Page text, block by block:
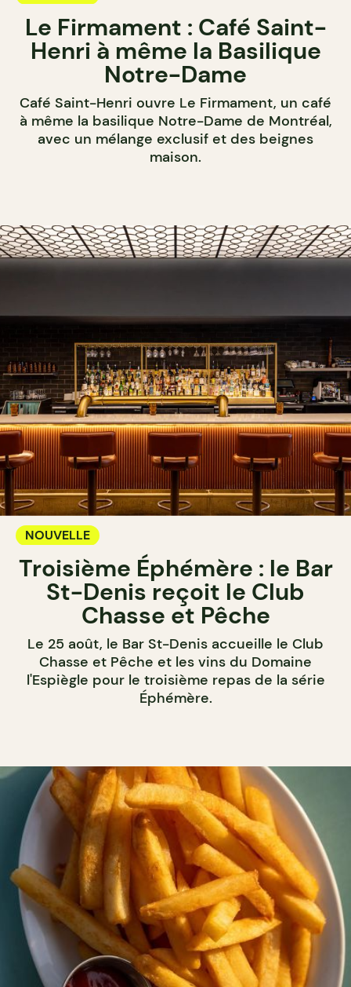
Le Firmament : Café Saint-
Henri à même la Basilique
Notre-Dame
Café Saint-Henri ouvre Le Firmament, un café
à même la basilique Notre-Dame de Montréal,
avec un mélange exclusif et des beignes
maison.
NOUVELLE
Troisième Éphémère : le Bar
St-Denis reçoit le Club
Chasse et Pêche
Le 25 août, le Bar St-Denis accueille le Club
Chasse et Pêche et les vins du Domaine
l'Espiègle pour le troisième repas de la série
Éphémère.